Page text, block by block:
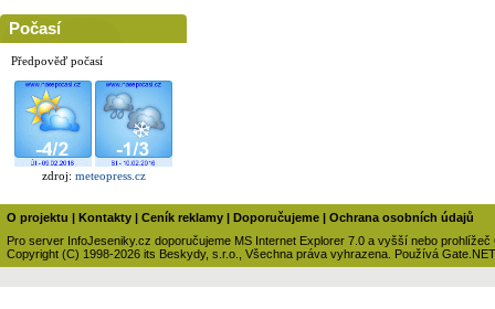
Počasí
Předpověď počasí
zdroj: meteopress.cz
O projektu Kontakty Ceník reklamy Doporučujeme
Ochrana osobních údajů
Pro server InfoJeseniky.cz doporučujeme MS Internet Explorer 7.0 a vyšší nebo prohlížeč
Copyright (C) 1998-2026 its Beskydy, s.r.o., Všechna práva vyhrazena. Používá